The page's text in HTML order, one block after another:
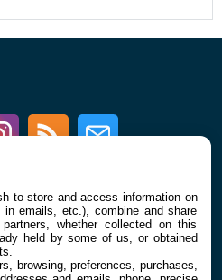
InstagramRSS Newsletter
À PROPOS
La rédaction
Contact
to store and access information on
emails, etc.), combine and share
whether collected on this
held by some of us, or obtained
browsing, preferences, purchases,